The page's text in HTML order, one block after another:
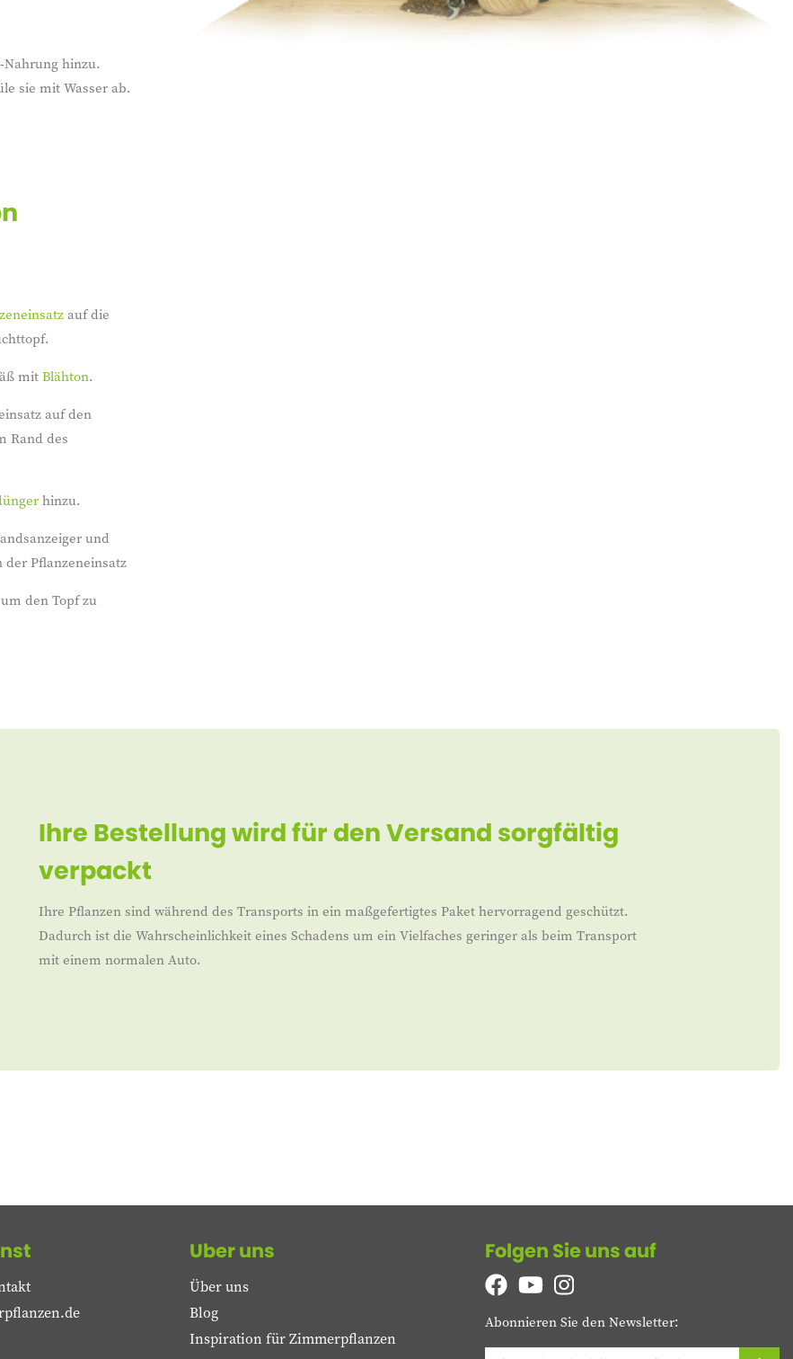
hinzu.
sie mit Wasser ab.
auf die
mitBlähton.
auf den
Rand des
hinzu.
und
der Pflanzeneinsatz
den Topf zu
Ihre Bestellung wird für den Versand sorgfältig
verpackt
Ihre Pflanzen sind während des Transports in ein maßgefertigtes Paket hervorragend geschützt.
Dadurch ist die Wahrscheinlichkeit eines Schadens um ein Vielfaches geringer als beim Transport
mit einem normalen Auto.
Uber uns
Über uns
Blog
Inspiration für Zimmerpflanzen
Folgen Sie uns auf
Abonnieren Sie den Newsletter: